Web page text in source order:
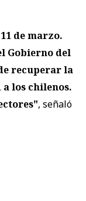
de marzo.
Gobierno del
recuperar la
los chilenos.
, señaló